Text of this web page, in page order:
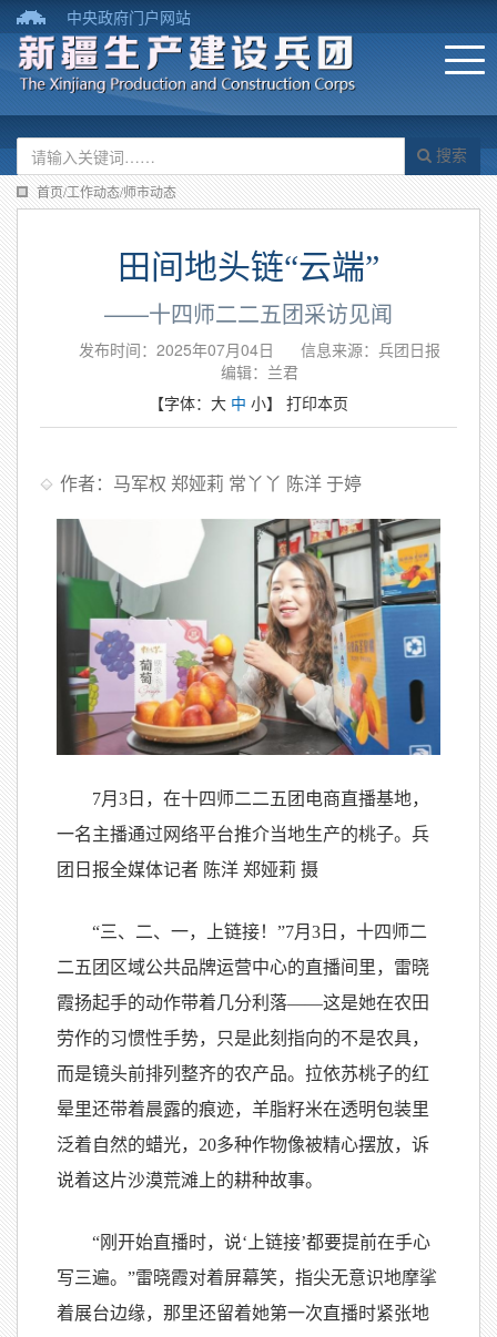
中央政府门户网站
搜索
首页/工作动态/师市动态
田间地头链“云端”
——十四师二二五团采访见闻
发布时间：2025年07月04日
信息来源：兵团日报
编辑：兰君
【字体： 大 中 小】 打印本页
作者：马军权 郑娅莉 常丫丫 陈洋 于婷
7月3日，在十四师二二五团电商直播基地，
一名主播通过网络平台推介当地生产的桃子。兵
团日报全媒体记者 陈洋 郑娅莉 摄
“三、二、一，上链接！”7月3日，十四师二
二五团区域公共品牌运营中心的直播间里，雷晓
霞扬起手的动作带着几分利落——这是她在农田
劳作的习惯性手势，只是此刻指向的不是农具，
而是镜头前排列整齐的农产品。拉依苏桃子的红
晕里还带着晨露的痕迹，羊脂籽米在透明包装里
泛着自然的蜡光，20多种作物像被精心摆放，诉
说着这片沙漠荒滩上的耕种故事。
“刚开始直播时，说‘上链接’都要提前在手心
写三遍。”雷晓霞对着屏幕笑，指尖无意识地摩挲
着展台边缘，那里还留着她第一次直播时紧张地